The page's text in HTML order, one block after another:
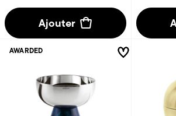
Ajouter
AWARDED